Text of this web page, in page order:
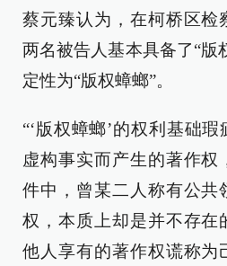
蔡元臻认为，在柯桥区检
两名被告人基本具备了“版
定性为“版权蟑螂”。
“‘版权蟑螂’的权利基础
虚构事实而产生的著作权
件中，曾某二人称有公共
权，本质上却是并不存在
他人享有的著作权谎称为